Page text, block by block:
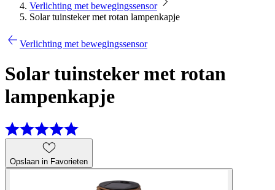
Verlichting met bewegingssensor
Solar tuinsteker met rotan lampenkapje
Verlichting met bewegingssensor
Solar tuinsteker met rotan
lampenkapje
Opslaan in Favorieten